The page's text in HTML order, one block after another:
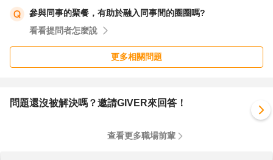
參與同事的聚餐，有助於融入同事間的圈圈嗎?
看看提問者怎麼說
更多相關問題
問題還沒被解決嗎？邀請GIVER來回答！
查看更多職場前輩